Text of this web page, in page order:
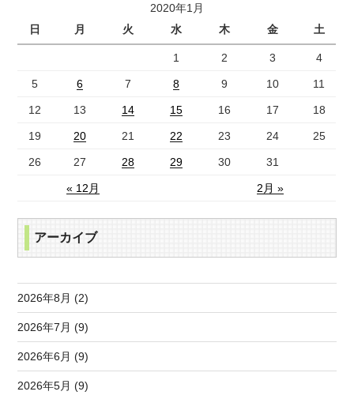
2020年1月
日
月 火 水 木 金 土
« 12月 2月 »
1 2 3 4
5 6 7 8 9 10 11
12 13 14 15 16 17 18
19 20 21 22 23 24 25
26 27 28 29 30 31
アーカイブ
2026年8月 (2)
2026年7月 (9)
2026年6月 (9)
2026年5月 (9)